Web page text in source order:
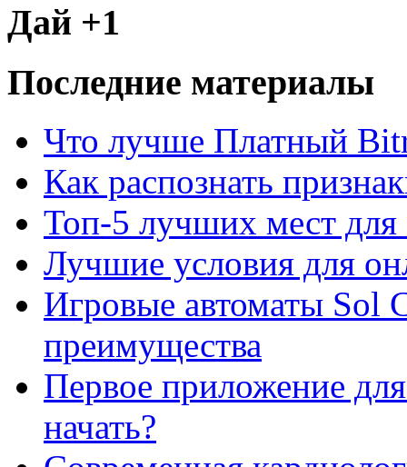
Дай +1
Последние материалы
Что лучше Платный
Как распознать
Топ-5 лучших мест для
Лучшие условия для
Игровые автоматы Sol
преимущества
Первое приложение
начать?